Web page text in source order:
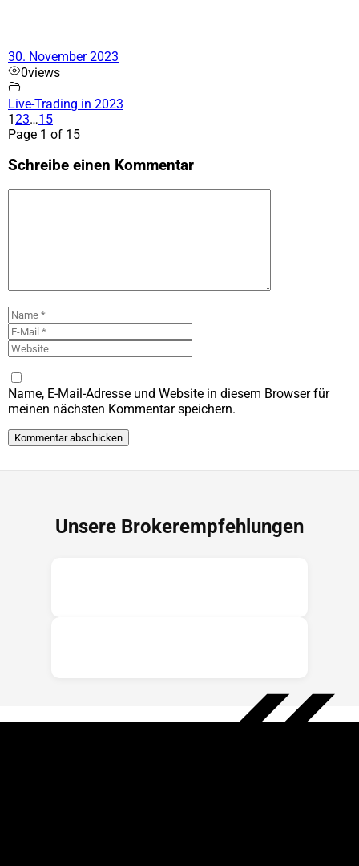
30. November 2023
0views
Live-Trading in 2023
123…15
Page 1 of 15
Schreibe einen Kommentar
Name
Mail
Name, E-Mail-Adresse und Website in diesem Browser für
meinen nächsten Kommentar speichern.
Unsere Brokerempfehlungen